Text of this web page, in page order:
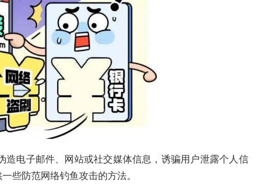
电子邮件、网站或社交媒体信息，诱骗用户泄露个人信
些防范网络钓鱼攻击的方法。